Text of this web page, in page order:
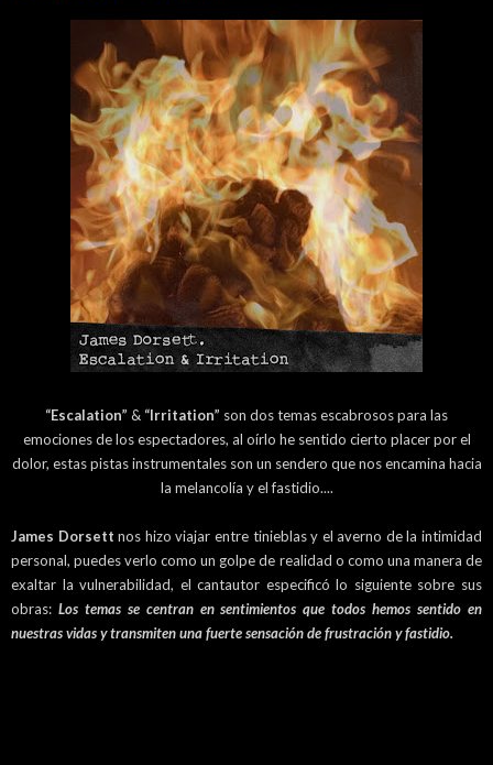
“Escalation” & “Irritation” son dos temas escabrosos para las
emociones de los espectadores, al oírlo he sentido cierto placer por el
dolor, estas pistas instrumentales son un sendero que nos encamina hacia
la melancolía y el fastidio....
James Dorsett nos hizo viajar entre tinieblas y el averno de la intimidad
personal, puedes verlo como un golpe de realidad o como una manera de
exaltar la vulnerabilidad, el cantautor especificó lo siguiente sobre sus
obras: Los temas se centran en sentimientos que todos hemos sentido en
nuestras vidas y transmiten una fuerte sensación de frustración y fastidio.